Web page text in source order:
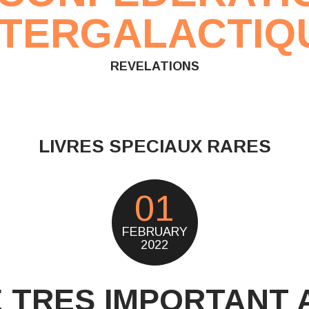
REVELATIONS
LIVRES SPECIAUX RARES
01
FEBRUARY
2022
TRES IMPORTANT